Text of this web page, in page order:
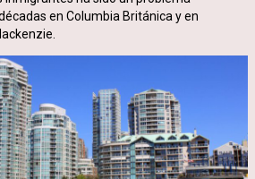
en Columbia Británica y en